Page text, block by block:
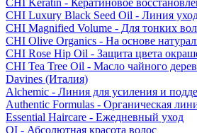
CHI Keratin - Кератиновое
CHI Luxury Black Seed Oil - Линия
CHI Magnified Volume - Для тонких
CHI Olive Organics - На основе
CHI Rose Hip Oil - Защита цвета
CHI Tea Tree Oil - Масло чайного
Davines (Италия)
Alchemic - Линия для усиления и
Authentic Formulas - Органическая
Essential Haircare - Eжедневный уход
OI - Абсолютная красота волос